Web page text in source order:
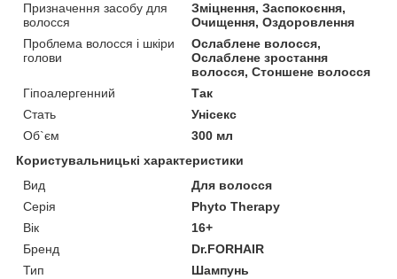
Призначення засобу для
волосся
Зміцнення, Заспокоєння,
Очищення, Оздоровлення
Проблема волосся і шкіри
голови
Ослаблене волосся,
Ослаблене зростання
волосся, Стоншене волосся
Гіпоалергенний
Так
Стать
Унісекс
Об`єм
300 мл
Користувальницькі характеристики
Вид
Для волосся
Серія
Phyto Therapy
Вік
16+
Бренд
Dr.FORHAIR
Тип
Шампунь